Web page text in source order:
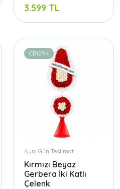
3.599 TL
CB1294
Aynı Gün Teslimat
Kırmızı Beyaz
Gerbera İki Katlı
Çelenk